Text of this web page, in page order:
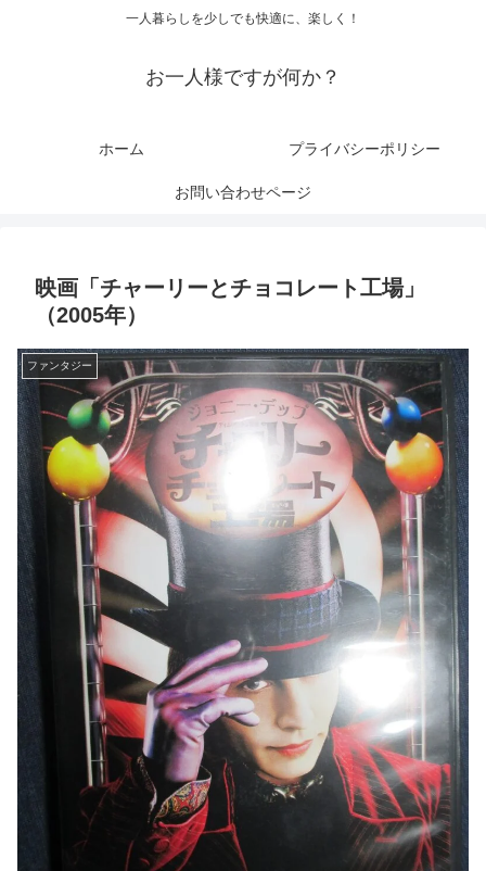
一人暮らしを少しでも快適に、楽しく！
お一人様ですが何か？
ホーム プライバシーポリシー
お問い合わせページ
映画「チャーリーとチョコレート工場」
（2005年）
ファンタジー